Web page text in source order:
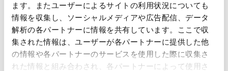
ます。またユーザーによるサイトの利用状況についても
情報を収集し、ソーシャルメディアや広告配信、データ
解析の各パートナーに情報を共有しています。ここで収
集された情報は、ユーザーが各パートナーに提供した他
の情報や各パートナーのサービスを使用した際に収集さ
れた情報と組み合わされ、各パートナーによって使用さ